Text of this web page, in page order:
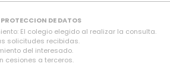
DE DATOS
El colegio elegido al realizar la consulta.
solicitudes recibidas.
del interesado.
cesiones a terceros.